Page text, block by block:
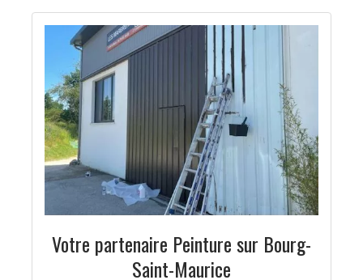
Votre partenaire Peinture sur Bourg-
Saint-Maurice